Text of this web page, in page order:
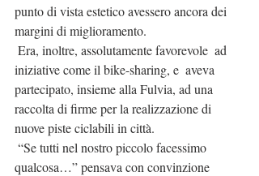
punto di vista estetico avessero ancora dei
margini di miglioramento.
iniziative come il bike-sharing, e  aveva
partecipato, insieme alla Fulvia, ad una
raccolta di firme per la realizzazione di
nuove piste ciclabili in città.
qualcosa…” pensava con convinzione